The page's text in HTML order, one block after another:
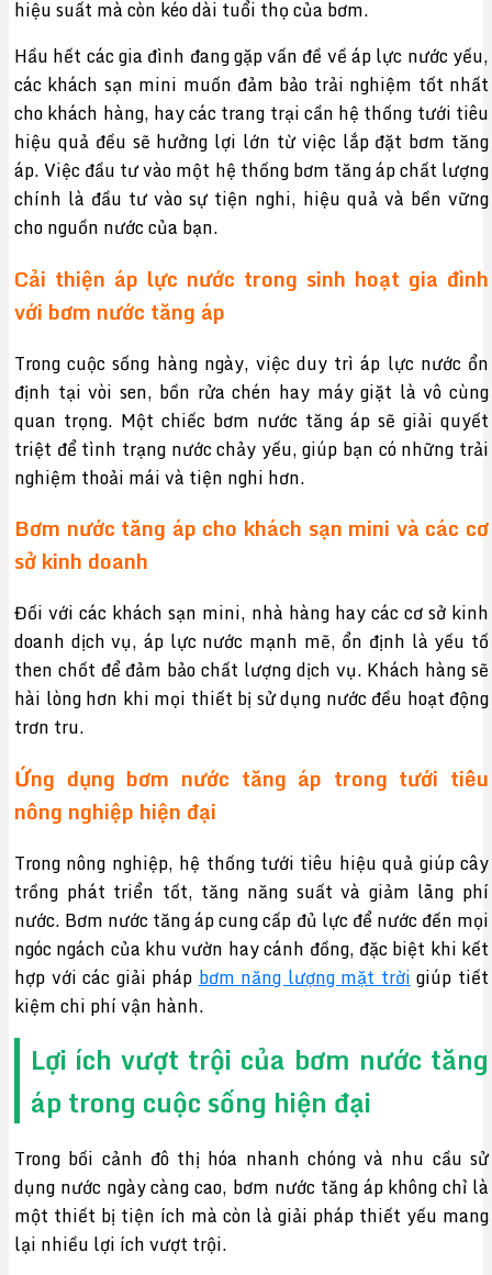
hiệu suất mà còn kéo dài tuổi thọ của bơm.
Hầu hết các gia đình đang gặp vấn đề về áp lực nước yếu,
các khách sạn mini muốn đảm bảo trải nghiệm tốt nhất
cho khách hàng, hay các trang trại cần hệ thống tưới tiêu
hiệu quả đều sẽ hưởng lợi lớn từ việc lắp đặt bơm tăng
áp. Việc đầu tư vào một hệ thống bơm tăng áp chất lượng
chính là đầu tư vào sự tiện nghi, hiệu quả và bền vững
cho nguồn nước của bạn.
Cải thiện áp lực nước trong sinh hoạt gia đình
với bơm nước tăng áp
Trong cuộc sống hàng ngày, việc duy trì áp lực nước ổn
định tại vòi sen, bồn rửa chén hay máy giặt là vô cùng
quan trọng. Một chiếc bơm nước tăng áp sẽ giải quyết
triệt để tình trạng nước chảy yếu, giúp bạn có những trải
nghiệm thoải mái và tiện nghi hơn.
Bơm nước tăng áp cho khách sạn mini và các cơ
sở kinh doanh
Đối với các khách sạn mini, nhà hàng hay các cơ sở kinh
doanh dịch vụ, áp lực nước mạnh mẽ, ổn định là yếu tố
then chốt để đảm bảo chất lượng dịch vụ. Khách hàng sẽ
hài lòng hơn khi mọi thiết bị sử dụng nước đều hoạt động
trơn tru.
Ứng dụng bơm nước tăng áp trong tưới tiêu
nông nghiệp hiện đại
Trong nông nghiệp, hệ thống tưới tiêu hiệu quả giúp cây
trồng phát triển tốt, tăng năng suất và giảm lãng phí
nước. Bơm nước tăng áp cung cấp đủ lực để nước đến mọi
ngóc ngách của khu vườn hay cánh đồng, đặc biệt khi kết
hợp với các giải pháp bơm năng lượng mặt trời giúp tiết
kiệm chi phí vận hành.
Lợi ích vượt trội của bơm nước tăng
áp trong cuộc sống hiện đại
Trong bối cảnh đô thị hóa nhanh chóng và nhu cầu sử
dụng nước ngày càng cao, bơm nước tăng áp không chỉ là
một thiết bị tiện ích mà còn là giải pháp thiết yếu mang
lại nhiều lợi ích vượt trội.